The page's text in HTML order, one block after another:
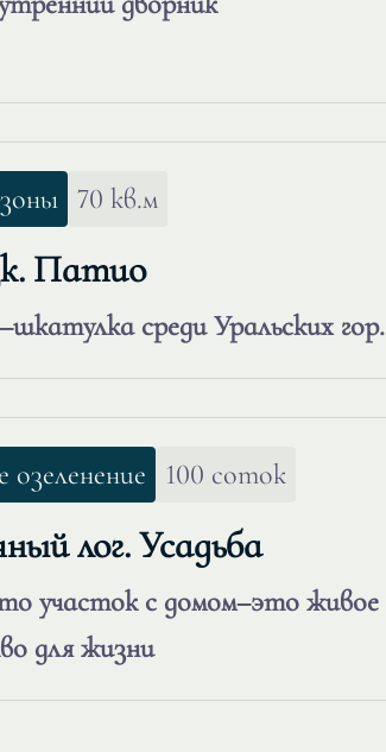
70 кв.м
Патио
среди Уральских гор.
озеленение 100 соток
лог. Усадьба
участок с домом–это живое
для жизни